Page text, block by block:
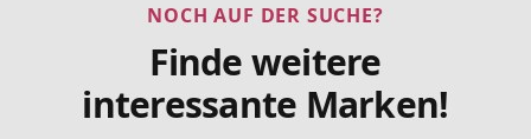
NOCH AUF DER SUCHE?
Finde weitere
interessante Marken!